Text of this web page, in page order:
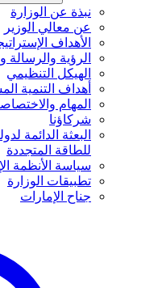
نبذة عن الوزارة
عن معالي الوزير
الأهداف
الرؤية والرسالة
الهيكل التنظيمي
أهداف التنمية
المهام
شركاؤنا
البعثة الدائمة
للطاقة المتجددة
سياسة الأنظمة
تطبيقات الوزارة
جناح الإمارات